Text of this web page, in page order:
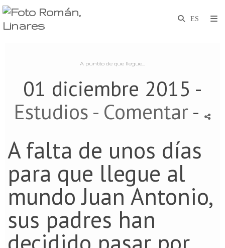
A puntito de que llegue...
01 diciembre 2015 -
Estudios - Comentar-
A falta de unos días
para que llegue al
mundo Juan Antonio,
sus padres han